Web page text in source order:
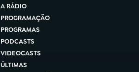
A RÁDIO
PROGRAMAÇÃO
PROGRAMAS
PODCASTS
VIDEOCASTS
ÚLTIMAS